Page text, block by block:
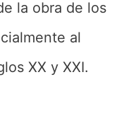
la obra de los
al
XX y XXI.